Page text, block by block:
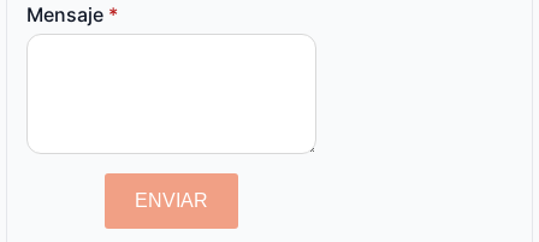
Mensaje *
ENVIAR